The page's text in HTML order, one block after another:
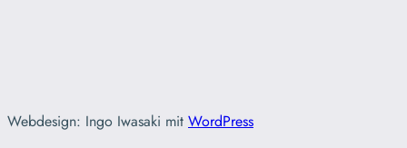
Webdesign: Ingo Iwasaki mit WordPress